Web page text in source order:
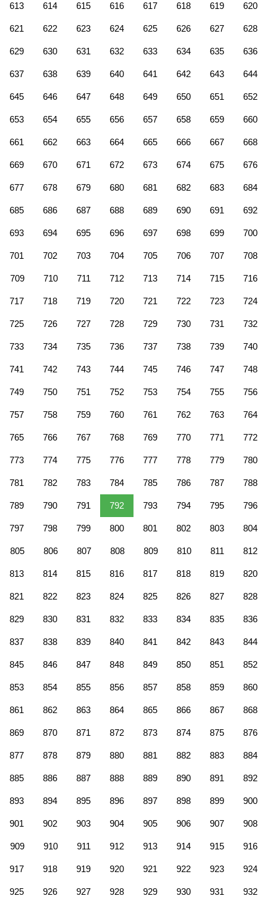
613 614 615 616 617 618 619 620
621 622 623 624 625 626 627 628
629 630 631 632 633 634 635 636
637 638 639 640 641 642 643 644
645 646 647 648 649 650 651 652
653 654 655 656 657 658 659 660
661 662 663 664 665 666 667 668
669 670 671 672 673 674 675 676
677 678 679 680 681 682 683 684
685 686 687 688 689 690 691 692
693 694 695 696 697 698 699 700
701 702 703 704 705 706 707 708
709 710 711 712 713 714 715 716
717 718 719 720 721 722 723 724
725 726 727 728 729 730 731 732
733 734 735 736 737 738 739 740
741 742 743 744 745 746 747 748
749 750 751 752 753 754 755 756
757 758 759 760 761 762 763 764
765 766 767 768 769 770 771 772
773 774 775 776 777 778 779 780
781 782 783 784 785 786 787 788
789 790 791 792 793 794 795 796
797 798 799 800 801 802 803 804
805 806 807 808 809 810 811 812
813 814 815 816 817 818 819 820
821 822 823 824 825 826 827 828
829 830 831 832 833 834 835 836
837 838 839 840 841 842 843 844
845 846 847 848 849 850 851 852
853 854 855 856 857 858 859 860
861 862 863 864 865 866 867 868
869 870 871 872 873 874 875 876
877 878 879 880 881 882 883 884
885 886 887 888 889 890 891 892
893 894 895 896 897 898 899 900
901 902 903 904 905 906 907 908
909 910 911 912 913 914 915 916
917 918 919 920 921 922 923 924
925 926 927 928 929 930 931 932